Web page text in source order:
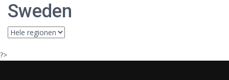
Sweden
?>